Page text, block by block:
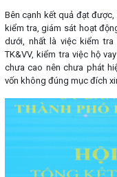
Bên cạnh kết quả đạt
kiểm tra, giám sát hoạt
dưới, nhất là việc kiểm
TK&VV, kiểm tra việc hộ
chưa cao nên chưa phát
vốn không đúng mục đích